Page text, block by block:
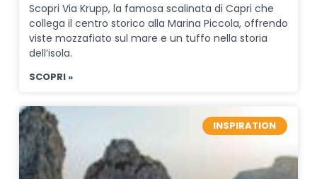
Scopri Via Krupp, la famosa scalinata di Capri che
collega il centro storico alla Marina Piccola, offrendo
viste mozzafiato sul mare e un tuffo nella storia
dell’isola.
SCOPRI »
INSPIRATION